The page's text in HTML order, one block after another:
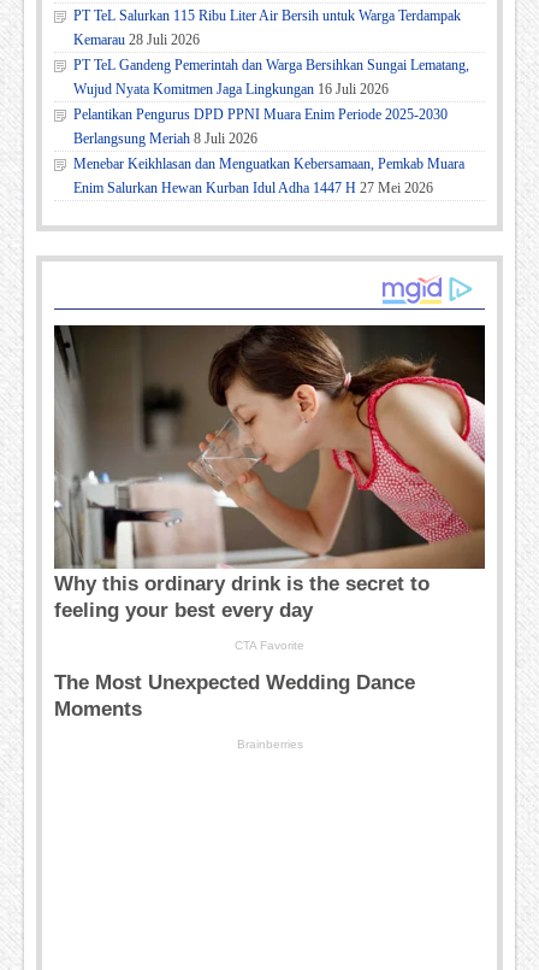
PT TeL Salurkan 115 Ribu Liter Air Bersih untuk Warga Terdampak
Kemarau 28 Juli 2026
PT TeL Gandeng Pemerintah dan Warga Bersihkan Sungai Lematang,
Wujud Nyata Komitmen Jaga Lingkungan 16 Juli 2026
Pelantikan Pengurus DPD PPNI Muara Enim Periode 2025-2030
Berlangsung Meriah 8 Juli 2026
Menebar Keikhlasan dan Menguatkan Kebersamaan, Pemkab Muara
Enim Salurkan Hewan Kurban Idul Adha 1447 H 27 Mei 2026